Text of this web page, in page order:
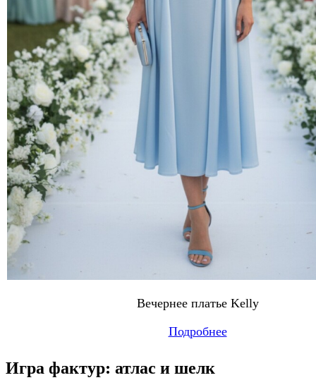
Вечернее платье Kelly
Подробнее
Игра фактур: атлас и шелк